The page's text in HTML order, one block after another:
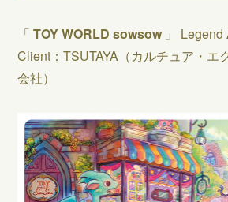
「TOY WORLD sowsow 」
Client：TSUTAYA（カルチュア・エ
会社）